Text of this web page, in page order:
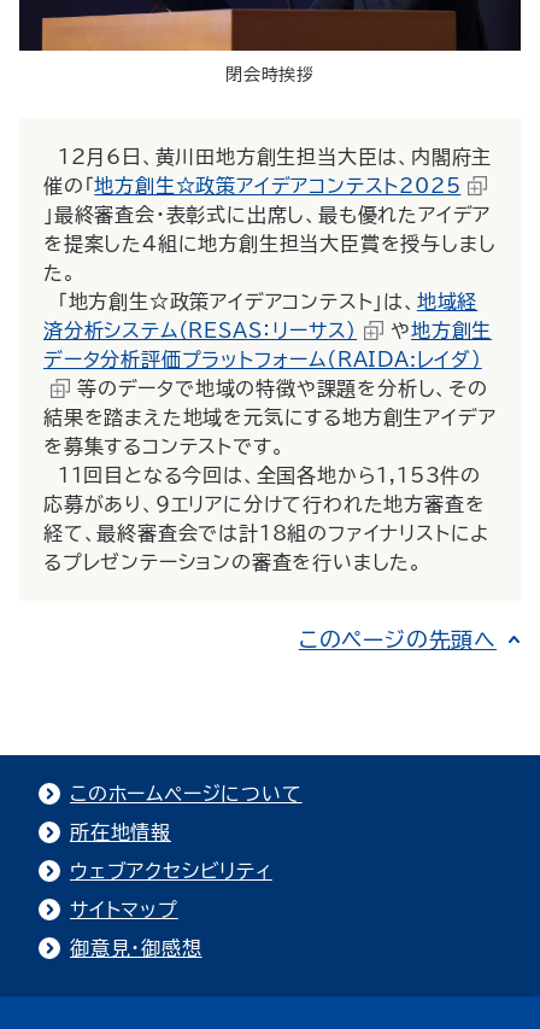
閉会時挨拶
12月6日、黄川田地方創生担当大臣は、内閣府主
催の「地方創生☆政策アイデアコンテスト2025
」最終審査会・表彰式に出席し、最も優れたアイデア
を提案した4組に地方創生担当大臣賞を授与しまし
た。
「地方創生☆政策アイデアコンテスト」は、 地域経
済分析システム（RESAS：リーサス）
や地方創生
データ分析評価プラットフォーム（RAIDA:レイダ）
等のデータで地域の特徴や課題を分析し、その
結果を踏まえた地域を元気にする地方創生アイデア
を募集するコンテストです。
11回目となる今回は、全国各地から1,153件の
応募があり、9エリアに分けて行われた地方審査を
経て、最終審査会では計18組のファイナリストによ
るプレゼンテーションの審査を行いました。
このページの先頭へ
このホームページについて
所在地情報
ウェブアクセシビリティ
サイトマップ
御意見・御感想